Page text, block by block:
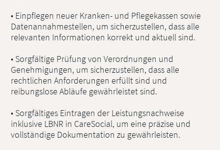
• Einpflegen neuer Kranken- und Pflegekassen sowie
Datenannahmestellen, um sicherzustellen, dass alle
relevanten Informationen korrekt und aktuell sind.
• Sorgfältige Prüfung von Verordnungen und
Genehmigungen, um sicherzustellen, dass alle
rechtlichen Anforderungen erfüllt sind und
reibungslose Abläufe gewährleistet sind.
• Sorgfältiges Eintragen der Leistungsnachweise
inklusive LBNR in CareSocial, um eine präzise und
vollständige Dokumentation zu gewährleisten.